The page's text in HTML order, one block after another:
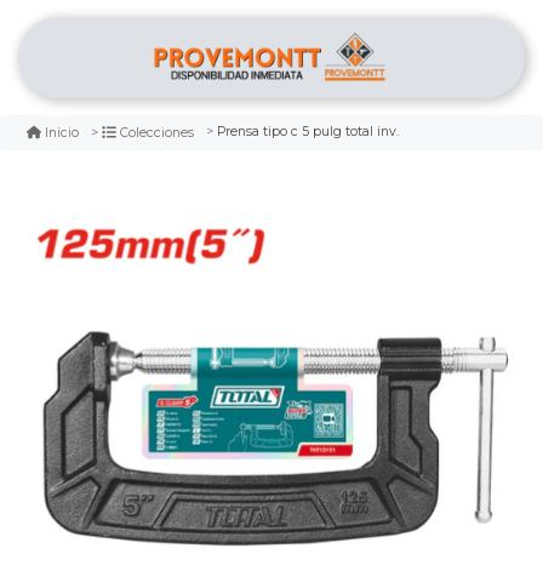
Inicio Colecciones Prensa tipo c 5 pulg total inv.